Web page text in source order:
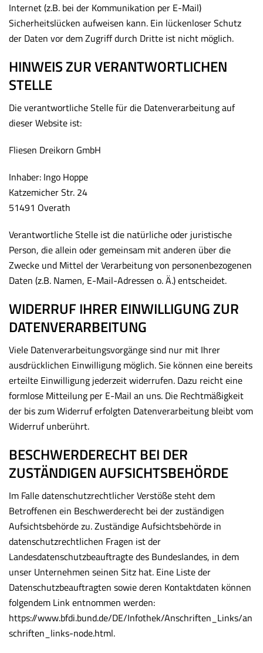
Internet (z.B. bei der Kommunikation per E-Mail)
Sicherheitslücken aufweisen kann. Ein lückenloser Schutz
der Daten vor dem Zugriff durch Dritte ist nicht möglich.
HINWEIS ZUR VERANTWORTLICHEN
STELLE
Die verantwortliche Stelle für die Datenverarbeitung auf
dieser Website ist:
Fliesen Dreikorn GmbH
Inhaber: Ingo Hoppe
Katzemicher Str. 24
51491 Overath
Verantwortliche Stelle ist die natürliche oder juristische
Person, die allein oder gemeinsam mit anderen über die
Zwecke und Mittel der Verarbeitung von personenbezogenen
Daten (z.B. Namen, E-Mail-Adressen o. Ä.) entscheidet.
WIDERRUF IHRER EINWILLIGUNG ZUR
DATENVERARBEITUNG
Viele Datenverarbeitungsvorgänge sind nur mit Ihrer
ausdrücklichen Einwilligung möglich. Sie können eine bereits
erteilte Einwilligung jederzeit widerrufen. Dazu reicht eine
formlose Mitteilung per E-Mail an uns. Die Rechtmäßigkeit
der bis zum Widerruf erfolgten Datenverarbeitung bleibt vom
Widerruf unberührt.
BESCHWERDERECHT BEI DER
ZUSTÄNDIGEN AUFSICHTSBEHÖRDE
Im Falle datenschutzrechtlicher Verstöße steht dem
Betroffenen ein Beschwerderecht bei der zuständigen
Aufsichtsbehörde zu. Zuständige Aufsichtsbehörde in
datenschutzrechtlichen Fragen ist der
Landesdatenschutzbeauftragte des Bundeslandes, in dem
unser Unternehmen seinen Sitz hat. Eine Liste der
Datenschutzbeauftragten sowie deren Kontaktdaten können
folgendem Link entnommen werden:
https://www.bfdi.bund.de/DE/Infothek/Anschriften_Links/an
schriften_links-node.html.